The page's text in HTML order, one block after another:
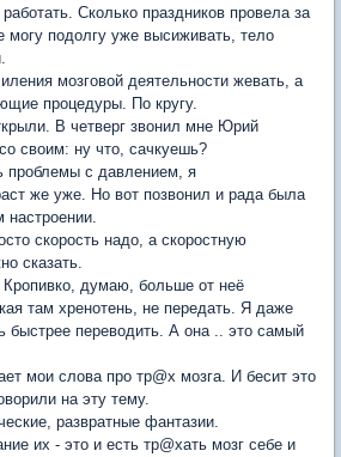
Сколько праздников провела за
могу подолгу уже высиживать, тело
мозговой деятельности жевать, а
процедуры. По кругу.
В четверг звонил мне Юрий
своим: ну что, сачкуешь?
проблемы с давлением, я
же уже. Но вот позвонил и рада была
скорость надо, а скоростную
сказать.
думаю, больше от неё
там хренотень, не передать. Я даже
быстрее переводить. А она .. это самый
мои слова про тр@х мозга. И бесит это
на эту тему.
развратные фантазии.
их - это и есть тр@хать мозг себе и